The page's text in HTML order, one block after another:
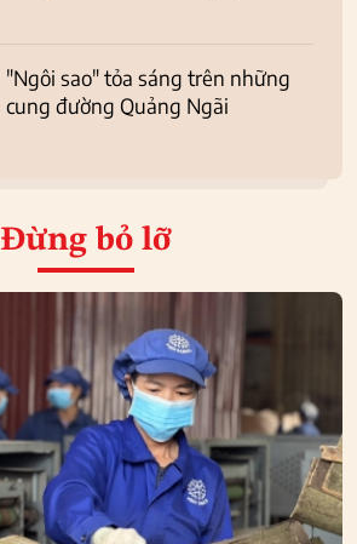
"Ngôi sao" tỏa sáng trên những
cung đường Quảng Ngãi
Đừng bỏ lỡ